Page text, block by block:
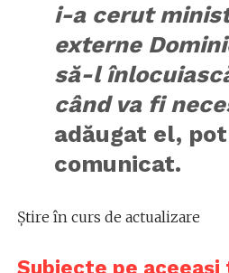
i-a cerut
externe
să-l
când va fi
adăugat el,
comunicat.
Știre în curs de actualizare
Subiecte pe aceeași